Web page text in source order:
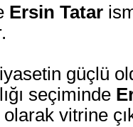
Ersin Tatar
güçlü
seçiminde
vitrine